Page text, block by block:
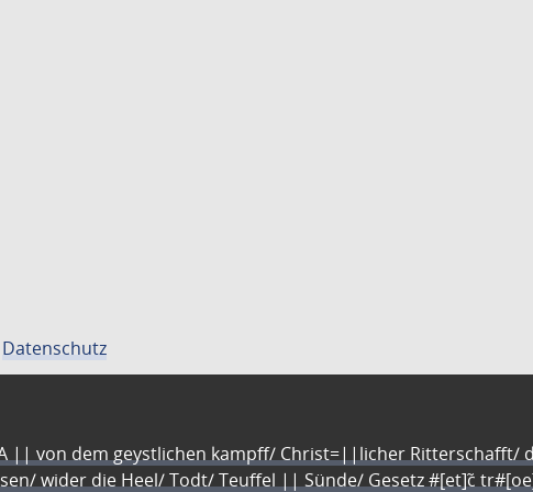
Datenschutz
|| von dem geystlichen kampff/ Christ=||licher Ritterschafft/
wider die Heel/ Todt/ Teuffel || Sünde/ Gesetz #[et]c̃